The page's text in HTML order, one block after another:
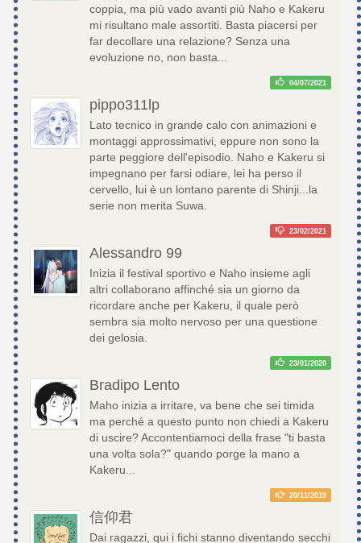
coppia, ma più vado avanti più Naho e Kakeru
mi risultano male assortiti. Basta piacersi per
far decollare una relazione? Senza una
evoluzione no, non basta...
04/07/2021
pippo311lp
Lato tecnico in grande calo con animazioni e
montaggi approssimativi, eppure non sono la
parte peggiore dell'episodio. Naho e Kakeru si
impegnano per farsi odiare, lei ha perso il
cervello, lui è un lontano parente di Shinji...la
serie non merita Suwa.
23/02/2021
Alessandro 99
Inizia il festival sportivo e Naho insieme agli
altri collaborano affinché sia un giorno da
ricordare anche per Kakeru, il quale però
sembra sia molto nervoso per una questione
dei gelosia.
23/01/2020
Bradipo Lento
Maho inizia a irritare, va bene che sei timida
ma perché a questo punto non chiedi a Kakeru
di uscire? Accontentiamoci della frase "ti basta
una volta sola?" quando porge la mano a
Kakeru...
20/11/2019
信仰君
Dai ragazzi, qui i fichi stanno diventando secchi